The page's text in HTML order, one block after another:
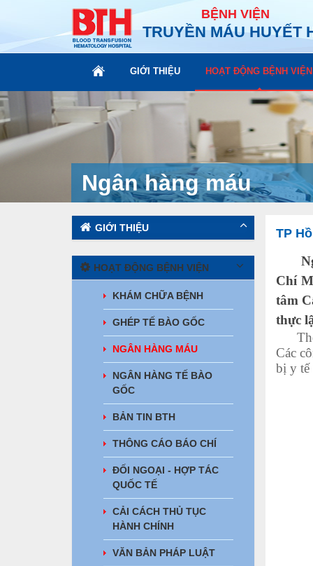
BỆNH VIỆN
TRUYỀN MÁU HUYẾT
GIỚI THIỆU HOẠT ĐỘNG BỆNH VIỆN
Ngân hàng máu
GIỚI THIỆU
HOẠT ĐỘNG BỆNH VIỆN
KHÁM CHỮA BỆNH
GHÉP TẾ BÀO GỐC
NGÂN HÀNG MÁU
NGÂN HÀNG TẾ BÀO
GỐC
BẢN TIN BTH
THÔNG CÁO BÁO CHÍ
ĐỐI NGOẠI - HỢP TÁC
QUỐC TẾ
CẢI CÁCH THỦ TỤC
HÀNH CHÍNH
VĂN BẢN PHÁP LUẬT
TP
Chí
tâm
thực
Các
bị y tế